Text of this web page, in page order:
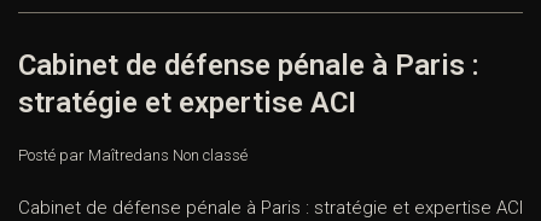
Cabinet de défense pénale à Paris :
stratégie et expertise ACI
Posté par Maîtredans Non classé
Cabinet de défense pénale à Paris : stratégie et expertise ACI